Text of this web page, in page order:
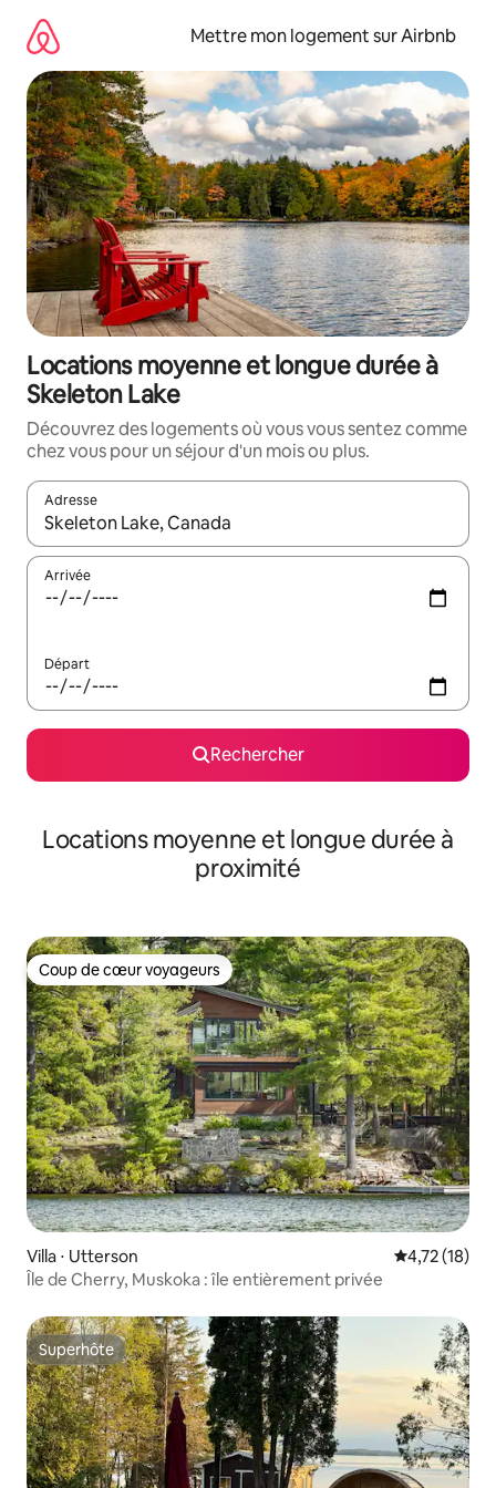
directement
contenu
Mettre mon logement sur Airbnb
Locations moyenne et longue durée à
Skeleton Lake
Découvrez des logements où vous vous sentez comme
chez vous pour un séjour d'un mois ou plus.
Adresse
Lorsque les résultats s'affichent, utilisez les flèches vers le
Arrivée
Départ
Rechercher
Locations moyenne et longue durée à
proximité
Coup de cœur voyageurs
Coup de cœur voyageurs
Villa ⋅ Utterson Évaluation
4,72 (18)
Île de Cherry, Muskoka : île entièrement privée
Superhôte
Superhôte